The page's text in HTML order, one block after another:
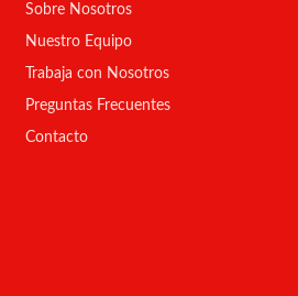
Sobre Nosotros
Nuestro Equipo
Trabaja con Nosotros
Preguntas Frecuentes
Contacto